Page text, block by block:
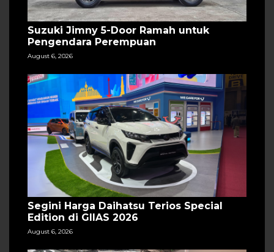
Suzuki Jimny 5-Door Ramah untuk
Pengendara Perempuan
August 6, 2026
Segini Harga Daihatsu Terios Special
Edition di GIIAS 2026
August 6, 2026